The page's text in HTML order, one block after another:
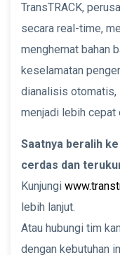
TransTRACK,
secara real-time,
menghemat bahan
keselamatan
dianalisis otomatis,
menjadi lebih cepat
Saatnya beralih
cerdas dan
Kunjungi
lebih lanjut.
Atau hubungi tim
dengan kebutuhan